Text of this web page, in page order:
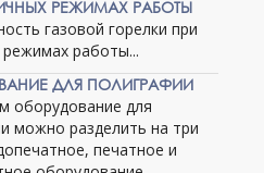
РЕЖИМАХ РАБОТЫ
газовой горелки при
режимах работы...
ДЛЯ ПОЛИГРАФИИ
оборудование для
можно разделить на три
печатное и